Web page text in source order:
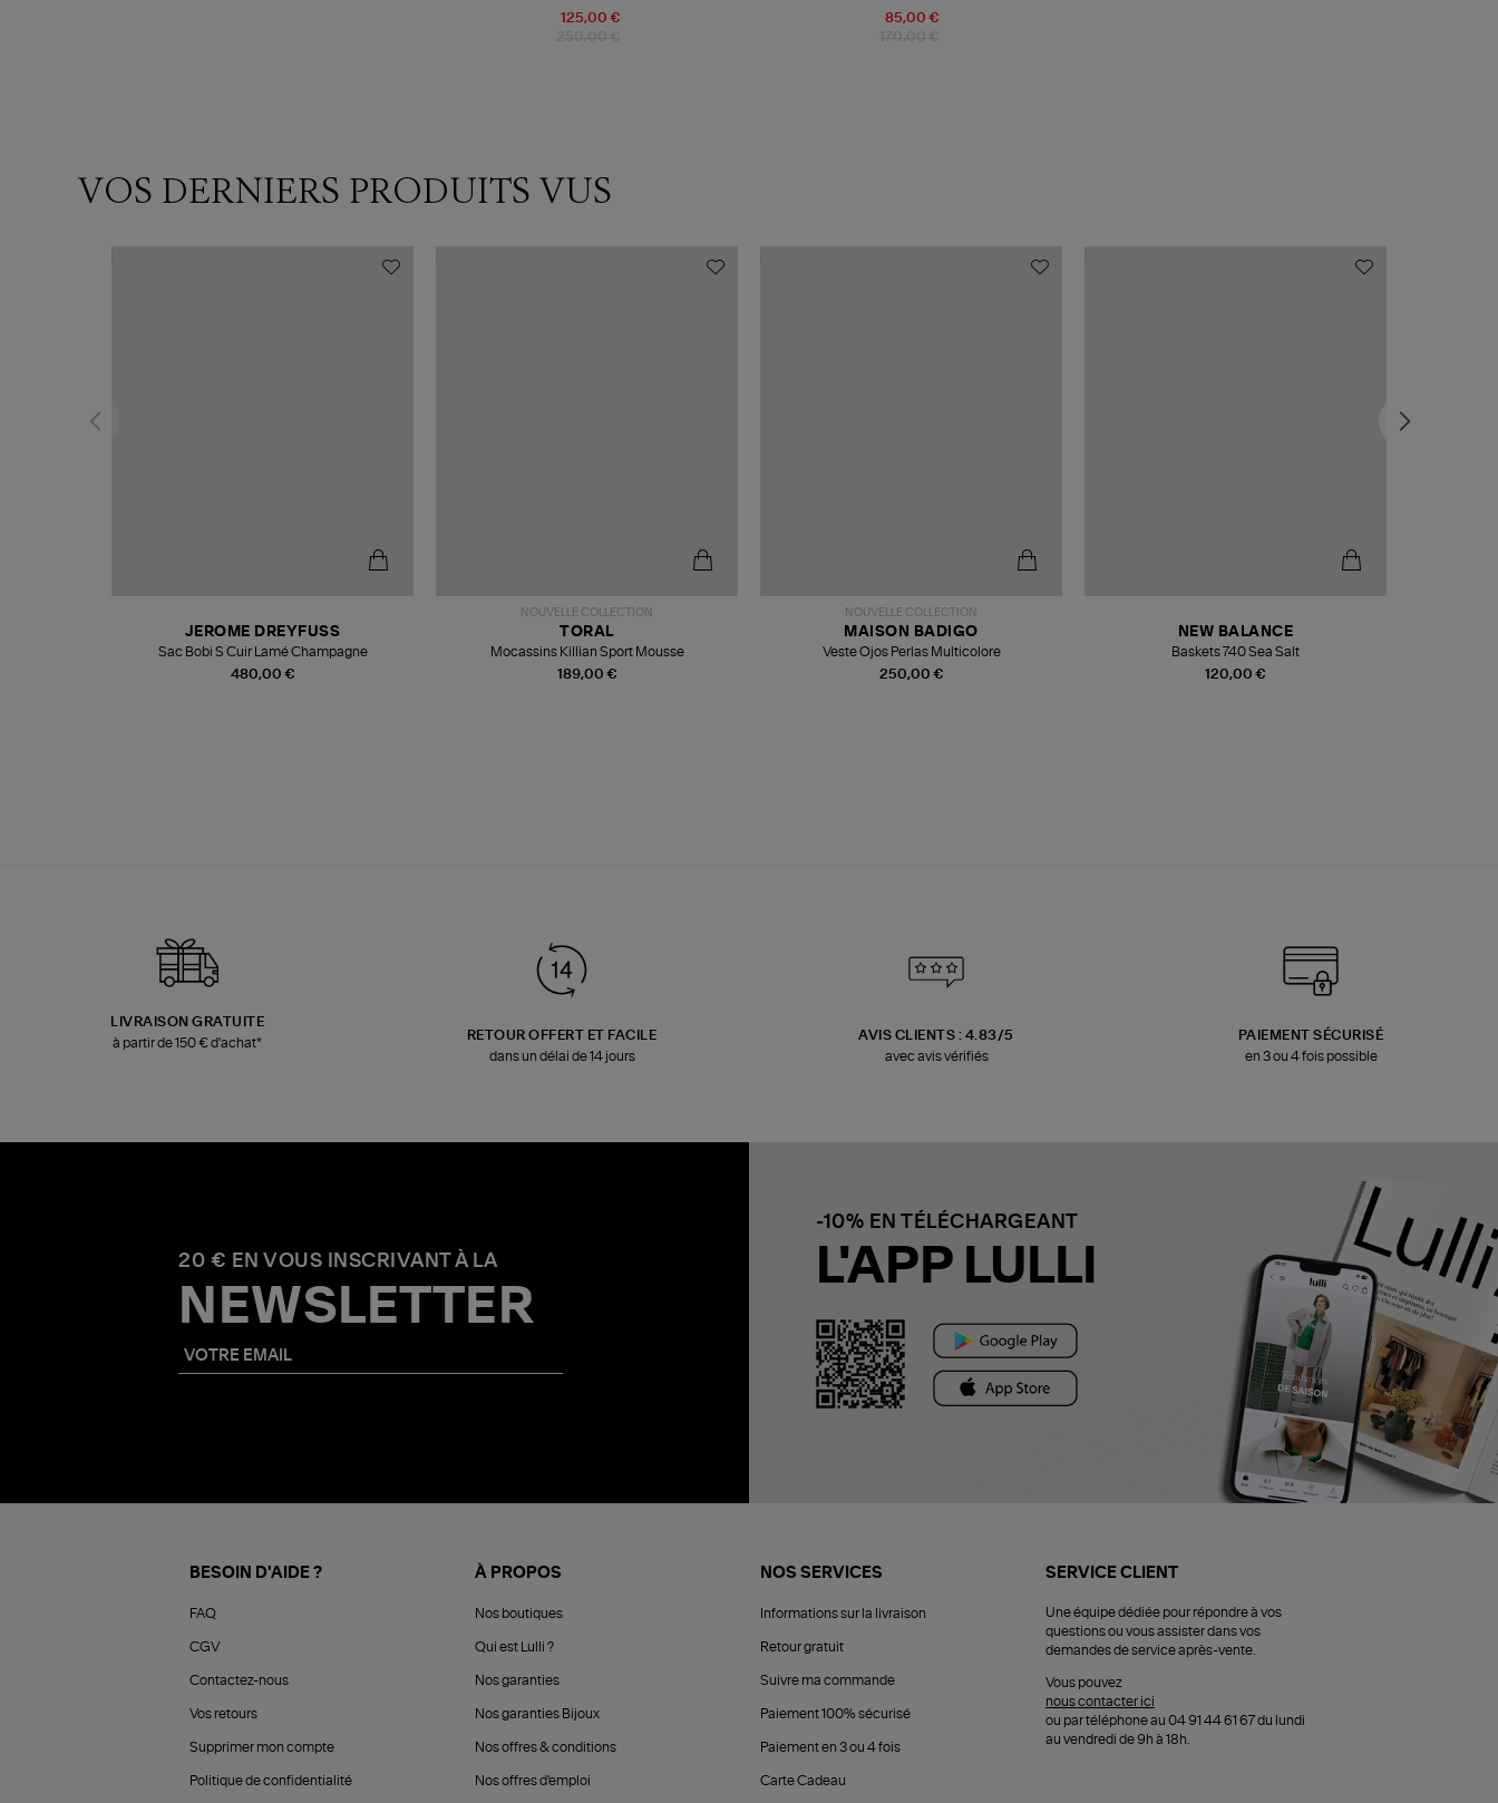
125,00 € 85,00 €
VOS DERNIERS PRODUITS VUS
480,00 €
JEROME DREYFUSS
Sac Bobi S Cuir Lamé Champagne
NOUVELLE COLLECTION
189,00 €
TORAL
Mocassins Killian Sport Mousse
NOUVELLE COLLECTION
250,00 €
MAISON BADIGO
Veste Ojos Perlas Multicolore
120,00 €
NEW BALANCE
Baskets 740 Sea Salt
LIVRAISON GRATUITE
à partir de 150 € d'achat*
RETOUR OFFERT ET FACILE
dans un délai de 14 jours
AVIS CLIENTS : 4.83/5
avec avis vérifiés
PAIEMENT SÉCURISÉ
en 3 ou 4 fois possible
20 € EN VOUS INSCRIVANT À LA
NEWSLETTER
-10% EN TÉLÉCHARGEANT
L'APP LULLI
BESOIN D'AIDE ?
FAQ
CGV
Contactez-nous
Vos retours
Supprimer mon compte
Politique de confidentialité
À PROPOS
Nos boutiques
Qui est Lulli ?
Nos garanties
Nos garanties Bijoux
Nos offres & conditions
Nos offres d'emploi
NOS SERVICES
Informations sur la livraison
Retour gratuit
Suivre ma commande
Paiement 100% sécurisé
Paiement en 3 ou 4 fois
Carte Cadeau
SERVICE CLIENT
Une équipe dédiée pour répondre à vos
questions ou vous assister dans vos
demandes de service après-vente.
Vous pouvez
nous contacter ici
ou par téléphone au 04 91 44 61 67 du lundi
au vendredi de 9h à 18h.